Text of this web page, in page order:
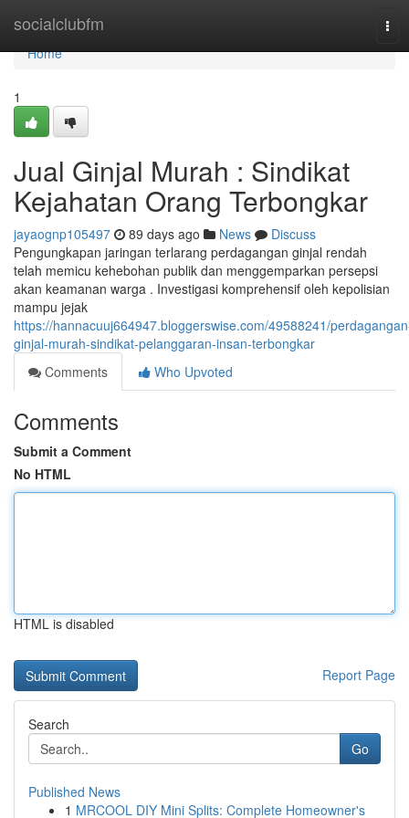
socialclubfm
Home
Home
1
Jual Ginjal Murah : Sindikat
Kejahatan Orang Terbongkar
jayaognp105497 89 days ago News
Discuss
Pengungkapan jaringan terlarang perdagangan ginjal rendah
telah memicu kehebohan publik dan menggemparkan persepsi
akan keamanan warga . Investigasi komprehensif oleh kepolisian
mampu jejak
https://hannacuuj664947.bloggerswise.com/49588241/
ginjal-murah-sindikat-pelanggaran-insan-terbongkar
Comments
Who Upvoted
Comments
Submit a Comment
No HTML
HTML is disabled
Report Page
Search
Go
Published News
1 MRCOOL DIY Mini Splits: Complete Homeowner's